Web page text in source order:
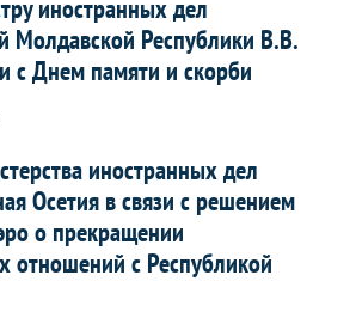
иностранных дел
Молдавской Республики В.В.
с Днем памяти и скорби
иностранных дел
Осетия в связи с решением
о прекращении
отношений с Республикой